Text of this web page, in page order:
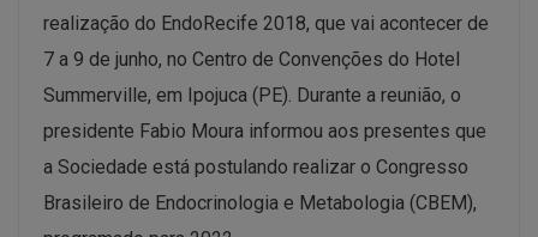
realização do EndoRecife 2018, que vai acontecer de
7 a 9 de junho, no Centro de Convenções do Hotel
Summerville, em Ipojuca (PE). Durante a reunião, o
presidente Fabio Moura informou aos presentes que
a Sociedade está postulando realizar o Congresso
Brasileiro de Endocrinologia e Metabologia (CBEM),